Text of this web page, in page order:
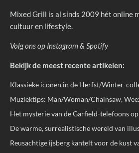
Mixed Grill is al sinds 2009 hét online
cultuur en lifestyle.
Volg ons op Instagram & Spotify
Bekijk de meest recente artikelen:
Klassieke iconen in de Herfst/Winter-
Muziektips: Man/Woman/Chainsaw,
Het mysterie van de Garfield-telefoons
De warme, surrealistische wereld van
Reusachtige ijsberg kantelt voor de kust